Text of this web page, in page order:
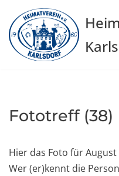
Zum
Inhalt
springen
Fototreff (38)
Hier das Foto für August
Wer (er)kennt die